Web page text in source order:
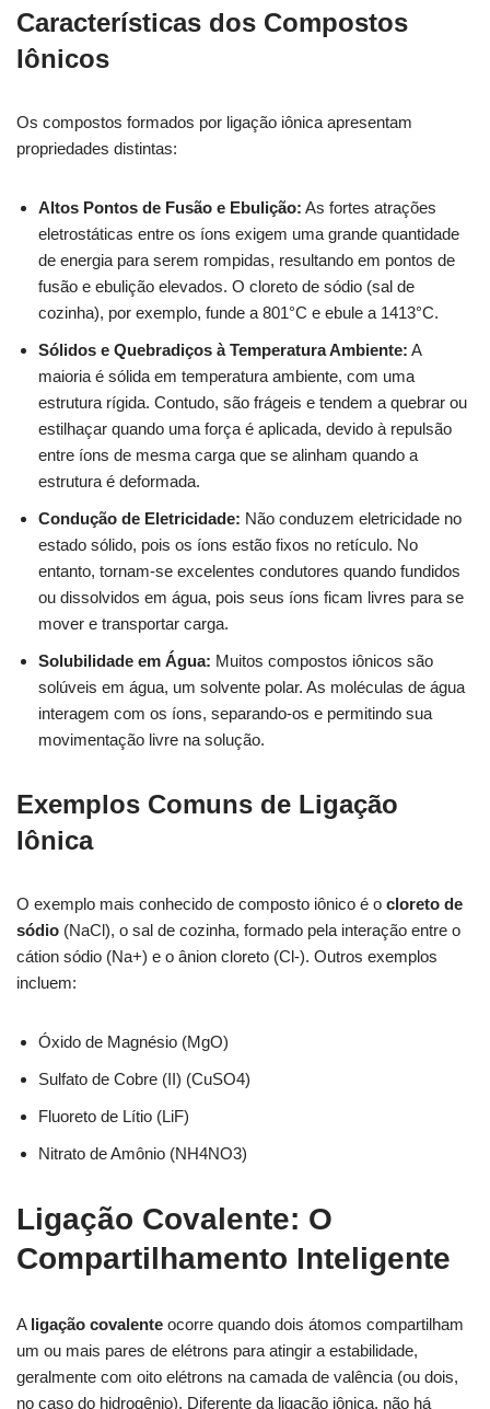
Características dos Compostos
Iônicos
Os compostos formados por ligação iônica apresentam
propriedades distintas:
Altos Pontos de Fusão e Ebulição: As fortes atrações
eletrostáticas entre os íons exigem uma grande quantidade
de energia para serem rompidas, resultando em pontos de
fusão e ebulição elevados. O cloreto de sódio (sal de
cozinha), por exemplo, funde a 801°C e ebule a 1413°C.
Sólidos e Quebradiços à Temperatura Ambiente: A
maioria é sólida em temperatura ambiente, com uma
estrutura rígida. Contudo, são frágeis e tendem a quebrar ou
estilhaçar quando uma força é aplicada, devido à repulsão
entre íons de mesma carga que se alinham quando a
estrutura é deformada.
Condução de Eletricidade: Não conduzem eletricidade no
estado sólido, pois os íons estão fixos no retículo. No
entanto, tornam-se excelentes condutores quando fundidos
ou dissolvidos em água, pois seus íons ficam livres para se
mover e transportar carga.
Solubilidade em Água: Muitos compostos iônicos são
solúveis em água, um solvente polar. As moléculas de água
interagem com os íons, separando-os e permitindo sua
movimentação livre na solução.
Exemplos Comuns de Ligação
Iônica
O exemplo mais conhecido de composto iônico é o cloreto de
sódio (NaCl), o sal de cozinha, formado pela interação entre o
cátion sódio (Na+) e o ânion cloreto (Cl-). Outros exemplos
incluem:
Óxido de Magnésio (MgO)
Sulfato de Cobre (II) (CuSO4)
Fluoreto de Lítio (LiF)
Nitrato de Amônio (NH4NO3)
Ligação Covalente: O
Compartilhamento Inteligente
A ligação covalente ocorre quando dois átomos compartilham
um ou mais pares de elétrons para atingir a estabilidade,
geralmente com oito elétrons na camada de valência (ou dois,
no caso do hidrogênio). Diferente da ligação iônica, não há